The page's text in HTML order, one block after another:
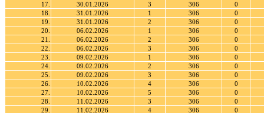
17.
30.01.2026 3 306
0
18.
31.01.2026 1 306
0
19.
31.01.2026 2 306
0
20.
06.02.2026 1 306
0
21.
06.02.2026 2 306
0
22.
06.02.2026 3 306
0
23.
09.02.2026 1 306
0
24.
09.02.2026 2 306
0
25.
09.02.2026 3 306
0
26.
10.02.2026 4 306
0
27.
10.02.2026 5 306
0
28.
11.02.2026 3 306
0
29.
11.02.2026 4 306
0